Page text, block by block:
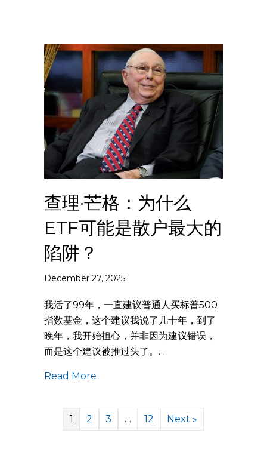
查理·芒格：为什么
ETF可能是散户最大的
陷阱？
December 27, 2025
我活了99年，一直建议普通人买标普500
指数基金，这个建议我说了几十年，到了
晚年，我开始担心，并非因为建议错误，
而是这个建议被推过头了。…
Read More
1 2 3 … 12 Next »